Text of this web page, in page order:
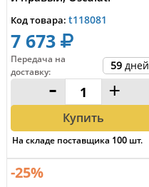
Код товара: t118081
7 673
Передача на
доставку: 59 дней
- +
Купить
На складе поставщика 100 шт.
-25%